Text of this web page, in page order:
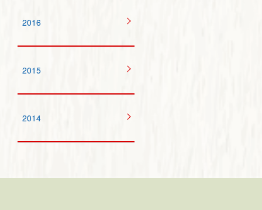
2016
2015
2014